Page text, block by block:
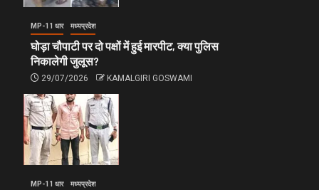
MP-11 धार मध्यप्रदेश
घोड़ा चौपाटी पर दो पक्षों में हुई मारपीट, क्या पुलिस
निकालेगी जुलूस?
29/07/2026 KAMALGIRI GOSWAMI
MP-11 धार मध्यप्रदेश